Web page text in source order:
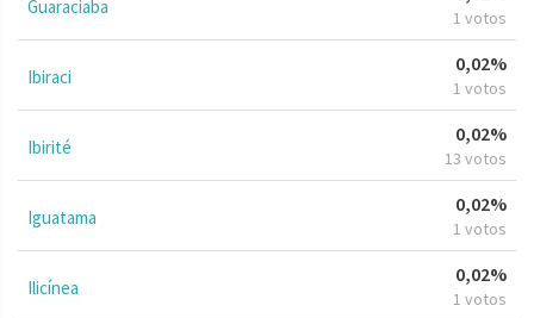
Guaraciaba 1 votos
Ibiraci
0,02%
1 votos
Ibirité
0,02%
13 votos
Iguatama
0,02%
1 votos
Ilicínea
0,02%
1 votos